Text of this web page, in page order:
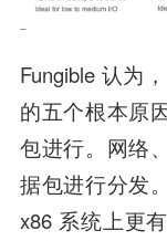
Fungible 认为
的五个根本原
包进行。网络
据包进行分发
x86 系统上更